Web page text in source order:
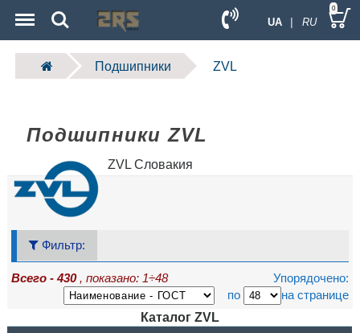
UA | RU
Search 0
Подшипники ZVL
Подшипники ZVL
ZVL Словакия
Фильтр:
Всего - 430 , показано: 1÷48
Упорядочено:
по
на странице
Каталог ZVL